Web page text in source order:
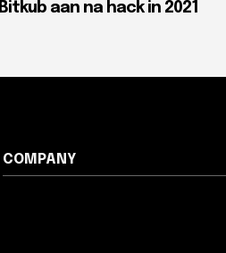
Bitkub aan na hack in 2021
COMPANY